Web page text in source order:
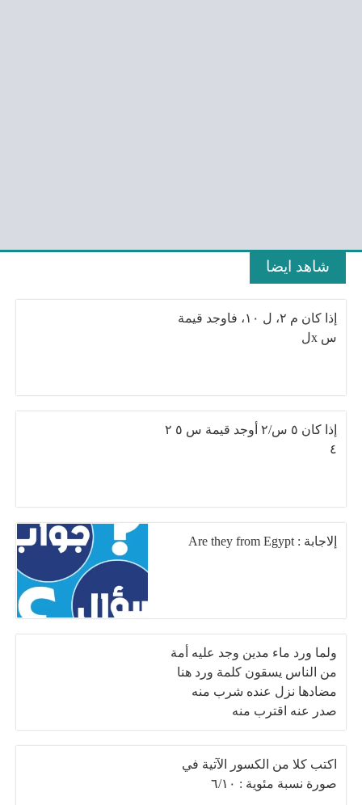
شاهد ايضا
إذا كان م ٢، ل ۱۰، فاوجد قيمة
س xل
إذا كان ٥ س/٢ أوجد قيمة س ٥ ٢
٤
إلاجابة : Are they from Egypt
ولما ورد ماء مدين وجد عليه أمة
من الناس يسقون كلمة ورد هنا
مضادها نزل عنده شرب منه
صدر عنه اقترب منه
اكتب كلا من الكسور الآتية في
صورة نسبة مئوية : ٦/١٠